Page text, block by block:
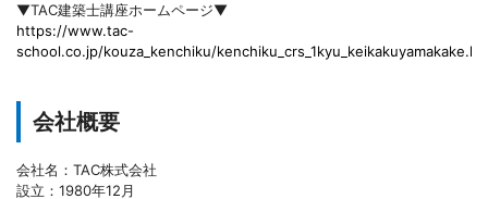
▼TAC建築士講座ホームページ▼
https://www.tac-
school.co.jp/kouza_kenchiku/
会社概要
会社名：TAC株式会社
設立：1980年12月